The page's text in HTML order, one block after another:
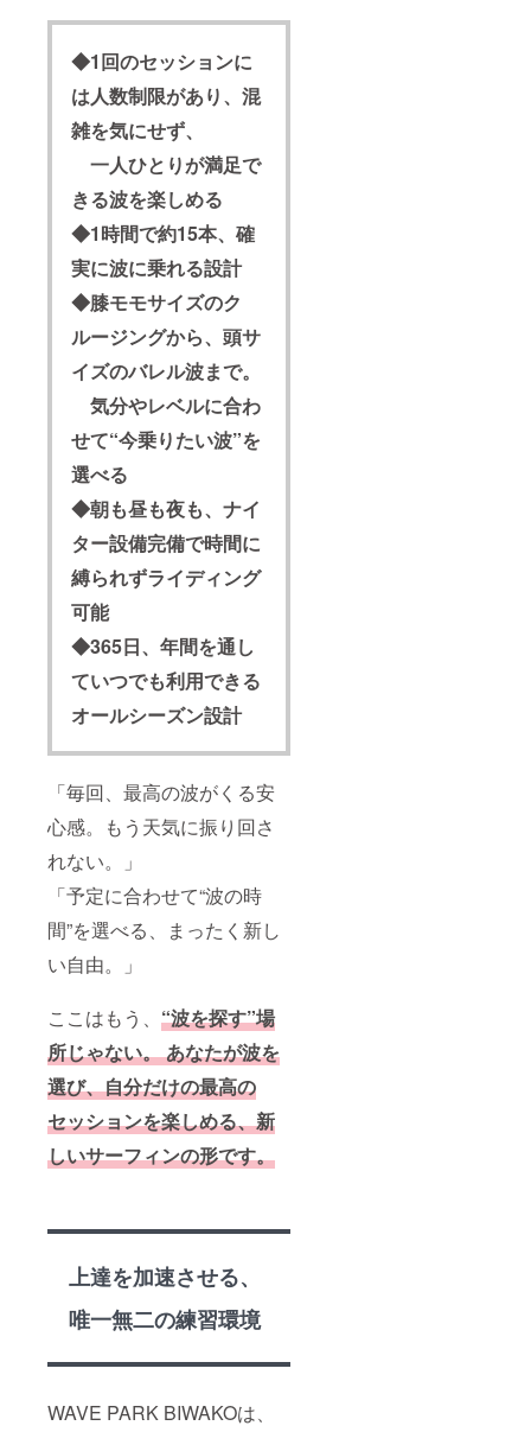
◆1回のセッションに
は人数制限があり、混
雑を気にせず、
一人ひとりが満足で
きる波を楽しめる
◆1時間で約15本、確
実に波に乗れる設計
◆膝モモサイズのク
ルージングから、頭サ
イズのバレル波まで。
気分やレベルに合わ
せて“今乗りたい波”を
選べる
◆朝も昼も夜も、ナイ
ター設備完備で時間に
縛られずライディング
可能
◆365日、年間を通し
ていつでも利用できる
オールシーズン設計
「毎回、最高の波がくる安
心感。もう天気に振り回さ
れない。」
「予定に合わせて“波の時
間”を選べる、まったく新し
い自由。」
ここはもう、 “波を探す”場
所じゃない。 あなたが波を
選び、自分だけの最高の
セッションを楽しめる、新
しいサーフィンの形です。
上達を加速させる、
唯一無二の練習環境
WAVE PARK BIWAKOは、